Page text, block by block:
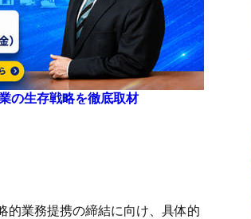
の生存戦略を徹底取材
的業務提携の締結に向け、具体的